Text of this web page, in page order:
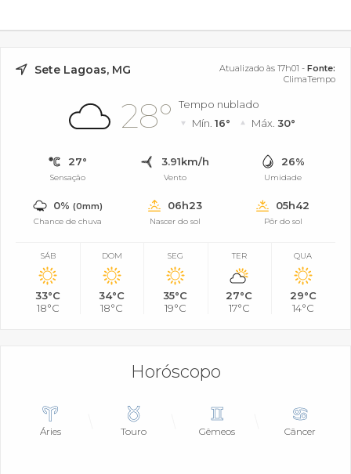
Sete Lagoas, MG Atualizado às 17h01 - Fonte:
ClimaTempo
28°
Tempo nublado
Mín.16° Máx.30°
27°
Sensação
3.91km/h
Vento
26%
Umidade
0% (0mm)
Chance de chuva
06h23
Nascer do sol
05h42
Pôr do sol
SÁB
33°C
18°C
DOM
34°C
18°C
SEG
35°C
19°C
TER
27°C
17°C
QUA
29°C
14°C
Horóscopo
Áries Touro Gêmeos Câncer